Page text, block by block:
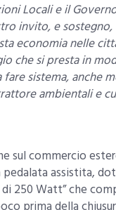
Locali e il
invito, e
economia nelle
che si presta in
sistema, anche
ambientali e
sul commercio
assistita,
250 Watt” che